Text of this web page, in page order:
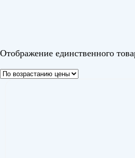
Отображение единственного